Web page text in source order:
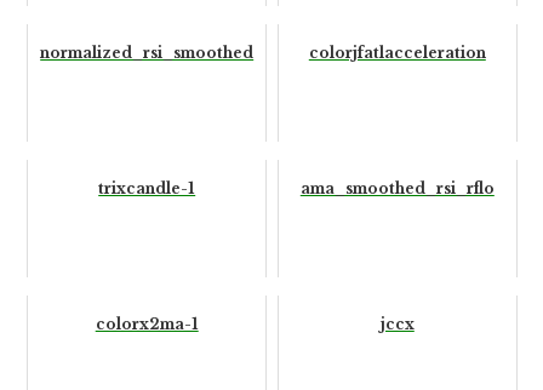
normalized_rsi_smoothed colorjfatlacceleration
trixcandle-1 ama_smoothed_rsi_rflo
colorx2ma-1 jccx